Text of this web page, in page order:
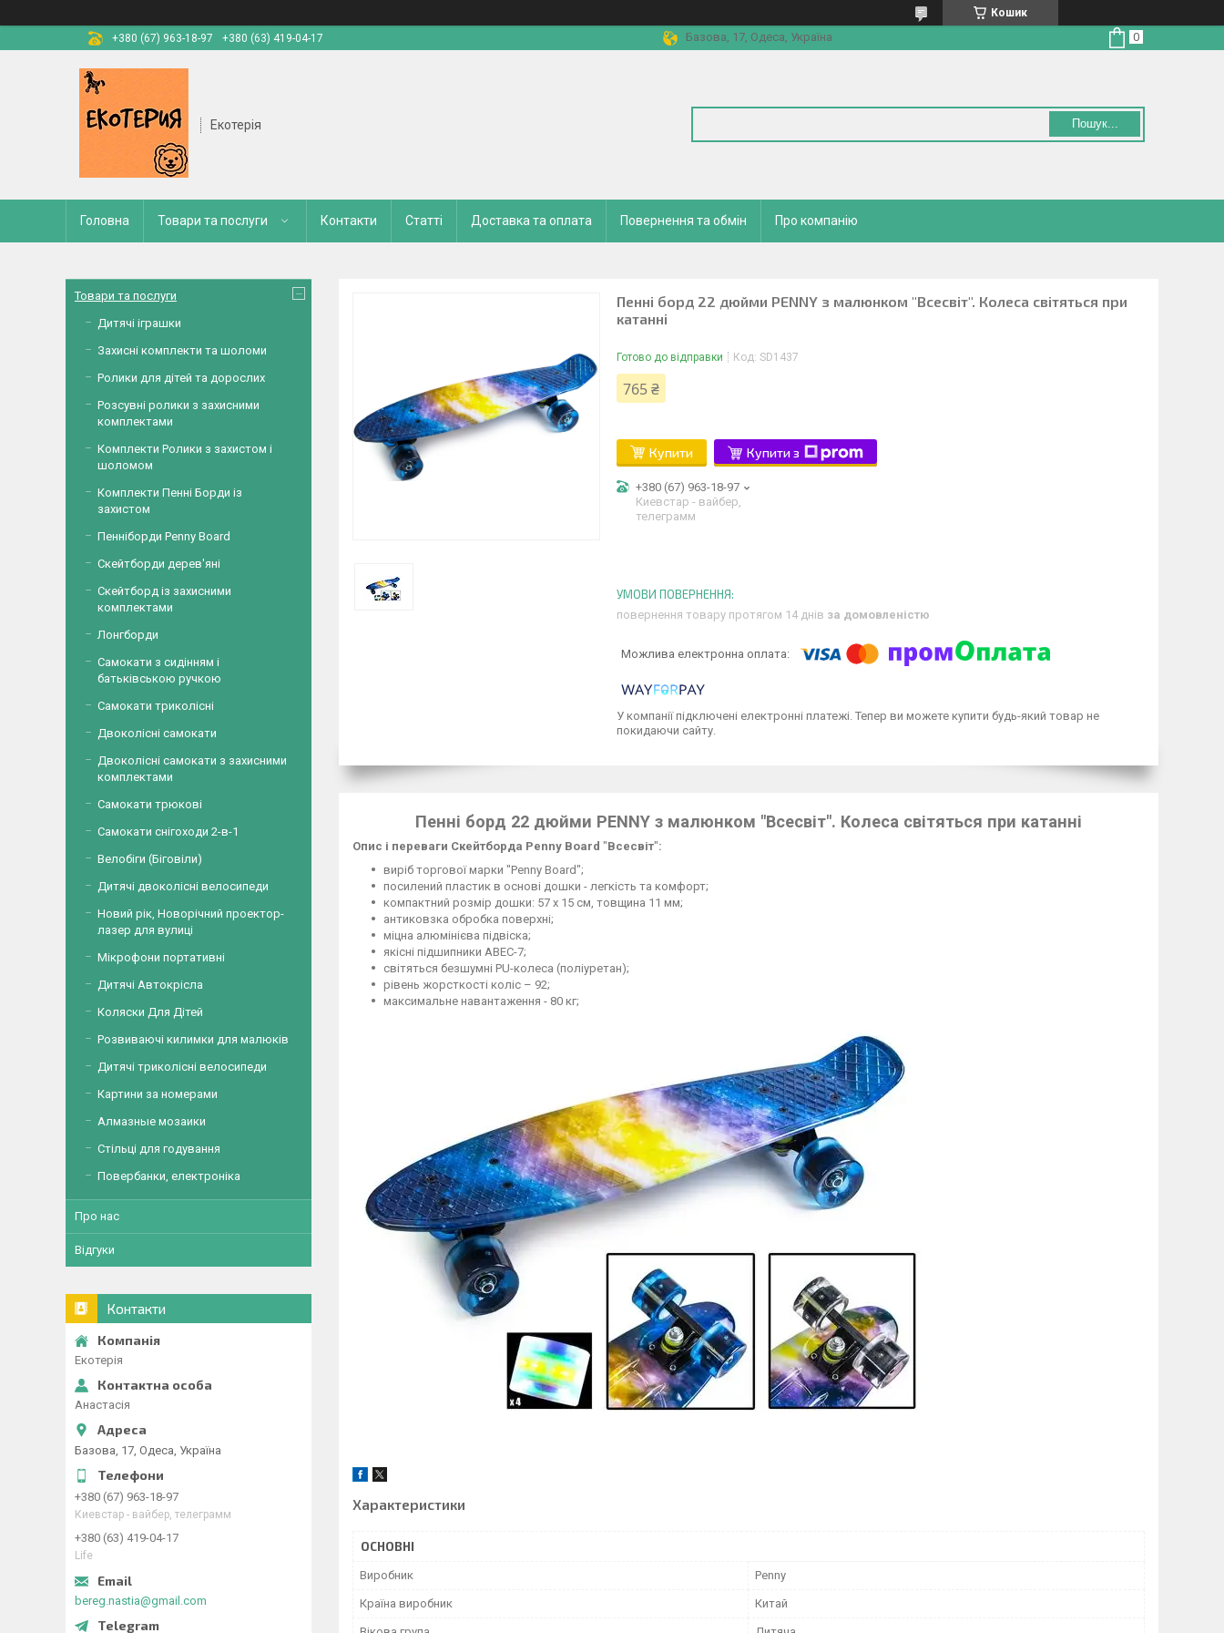
Кошик
+380 (67) 963-18-97
+380 (63) 419-04-17 Базова, 17, Одеса, Україна
Екотерія Пошук...
Головна Товари та послуги Контакти Статті Доставка та оплата Повернення та обмін Про компанію
Пенні борд 22 дюйми PENNY з малюнком "Всесвіт". Колеса світяться при
катанні
Готово до відправки Код: SD1437
765 ₴
Купити Купити з
+380 (67) 963-18-97
Киевстар - вайбер,
телеграмм
повернення товару протягом 14 днів за домовленістю
У компанії підключені електронні платежі. Тепер ви можете купити будь-який товар не
покидаючи сайту.
Пенні борд 22 дюйми PENNY з малюнком "Всесвіт". Колеса світяться при катанні
Опис і переваги Скейтборда Penny Board "Всесвіт":
виріб торгової марки "Penny Board";
посилений пластик в основі дошки - легкість та комфорт;
компактний розмір дошки: 57 х 15 см, товщина 11 мм;
антиковзка обробка поверхні;
міцна алюмінієва підвіска;
якісні підшипники ABEC-7;
світяться безшумні PU-колеса (поліуретан);
рівень жорсткості коліс – 92;
максимальне навантаження - 80 кг;
Характеристики
ОСНОВНІ
Виробник Penny
Країна виробник Китай
Товари та послуги
Дитячі іграшки
Захисні комплекти та шоломи
Ролики для дітей та дорослих
Розсувні ролики з захисними
комплектами
Комплекти Ролики з захистом і
шоломом
Комплекти Пенні Борди із
захистом
Пенніборди Penny Board
Скейтборди дерев'яні
Скейтборд із захисними
комплектами
Лонгборди
Самокати з сидінням і
батьківською ручкою
Самокати триколісні
Двоколісні самокати
Двоколісні самокати з захисними
комплектами
Самокати трюкові
Самокати снігоходи 2-в-1
Велобіги (Біговіли)
Дитячі двоколісні велосипеди
Новий рік, Новорічний проектор-
лазер для вулиці
Мікрофони портативні
Дитячі Автокрісла
Коляски Для Дітей
Розвиваючі килимки для малюків
Дитячі триколісні велосипеди
Картини за номерами
Алмазные мозаики
Стільці для годування
Повербанки, електроніка
Про нас
Відгуки
Контакти
Екотерія
Анастасія
Базова, 17, Одеса, Україна
+380 (67) 963-18-97
Киевстар - вайбер, телеграмм
+380 (63) 419-04-17
Life
bereg.nastia@gmail.com